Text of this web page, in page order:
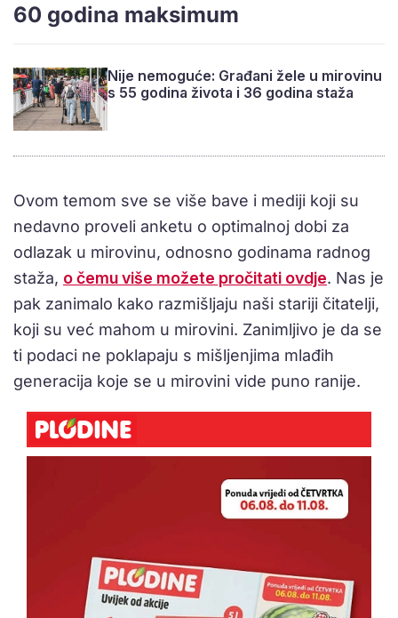
60 godina maksimum
Nije nemoguće: Građani žele u mirovinu
s 55 godina života i 36 godina staža
Ovom temom sve se više bave i mediji koji su
nedavno proveli anketu o optimalnoj dobi za
odlazak u mirovinu, odnosno godinama radnog
staža, o čemu više možete pročitati ovdje. Nas je
pak zanimalo kako razmišljaju naši stariji čitatelji,
koji su već mahom u mirovini. Zanimljivo je da se
ti podaci ne poklapaju s mišljenjima mlađih
generacija koje se u mirovini vide puno ranije.